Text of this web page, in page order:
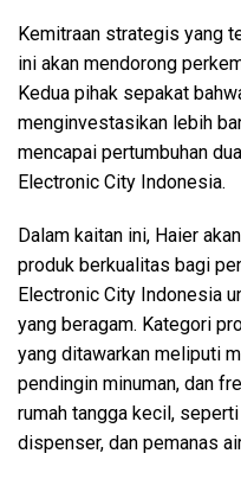
Kemitraan strategis yang
ini akan mendorong
Kedua pihak sepakat
menginvestasikan lebih
mencapai pertumbuhan
Electronic City Indonesia.
Dalam kaitan ini, Haier
produk berkualitas bagi
Electronic City Indonesia
yang beragam. Kategori
yang ditawarkan meliputi
pendingin minuman, dan
rumah tangga kecil,
dispenser, dan pemanas